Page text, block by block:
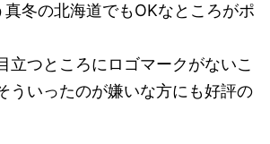
冬の北海道でもOKなところがポ
立つところにロゴマークがないこ
ういったのが嫌いな方にも好評の